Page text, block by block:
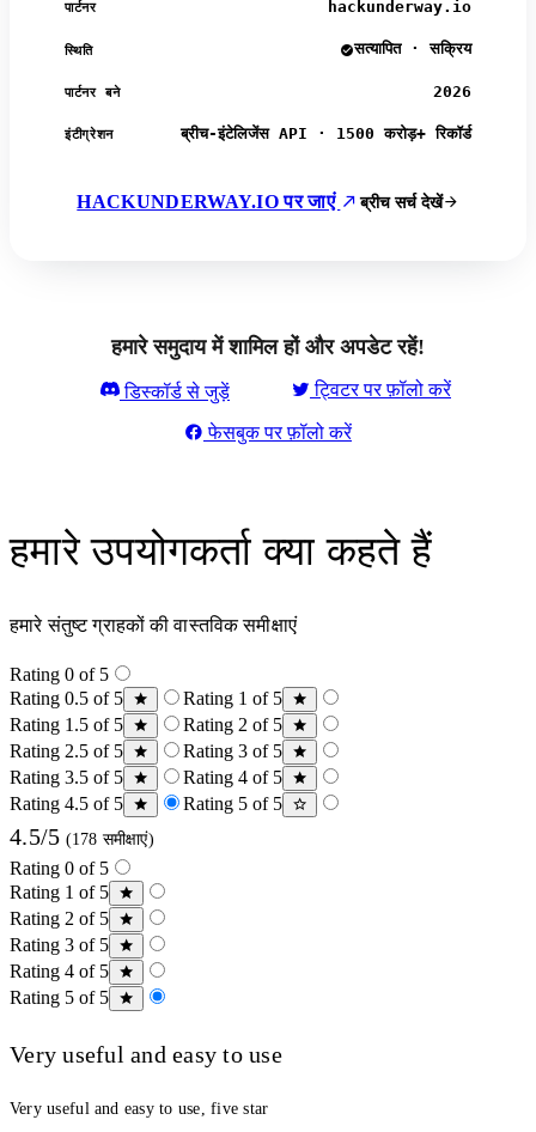
पार्टनर hackunderway.io
स्थिति सत्यापित · सक्रिय
पार्टनर बने 2026
इंटीग्रेशन ब्रीच-इंटेलिजेंस API · 1500 करोड़+ रिकॉर्ड
HACKUNDERWAY.IO पर जाएं ब्रीच सर्च देखें
हमारे समुदाय में शामिल हों और अपडेट रहें!
डिस्कॉर्ड से जुड़ें ट्विटर पर फ़ॉलो करें
फेसबुक पर फ़ॉलो करें
हमारे उपयोगकर्ता क्या कहते हैं
हमारे संतुष्ट ग्राहकों की वास्तविक समीक्षाएं
Rating 0 of 5
Rating 0.5 of 5
Rating 1 of 5
Rating 1.5 of 5
Rating 2 of 5
Rating 2.5 of 5
Rating 3 of 5
Rating 3.5 of 5
Rating 4 of 5
Rating 4.5 of 5
Rating 5 of 5
4.5/5 (178 समीक्षाएं)
Rating 0 of 5
Rating 1 of 5
Rating 2 of 5
Rating 3 of 5
Rating 4 of 5
Rating 5 of 5
Very useful and easy to use
Very useful and easy to use, five star